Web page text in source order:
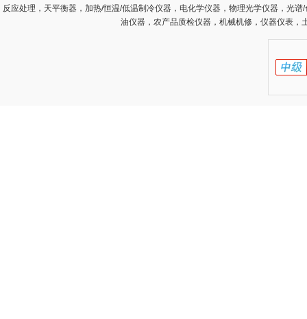
反应处理，天平衡器，加热/恒温/低温制冷仪器，电化学仪器，物理光学仪器，光
油仪器，农产品质检仪器，机械机修，仪器仪表，